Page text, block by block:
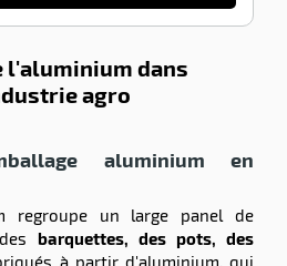
l'aluminium dans
agro
aluminium en
regroupe un large panel de
barquettes, des pots, des
à partir d'aluminium, qui